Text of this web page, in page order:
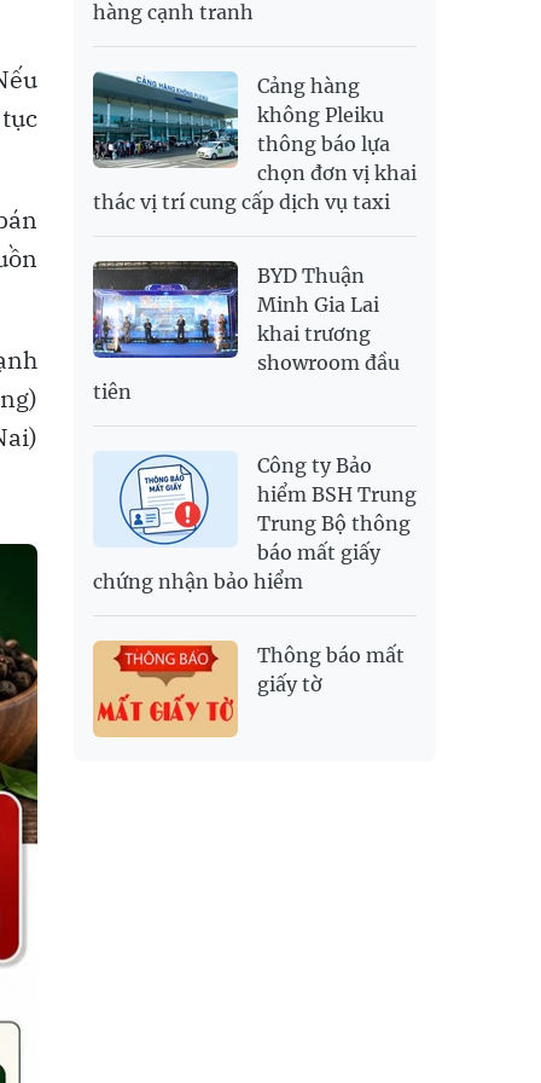
SGD
USD
26,010 26,040 26,420
hàng cạnh tranh
Cảng hàng
không Pleiku
thông báo lựa
chọn đơn vị khai
thác vị trí cung cấp dịch vụ taxi
BYD Thuận
Minh Gia Lai
khai trương
showroom đầu
tiên
Công ty Bảo
hiểm BSH Trung
Trung Bộ thông
báo mất giấy
chứng nhận bảo hiểm
Thông báo mất
giấy tờ